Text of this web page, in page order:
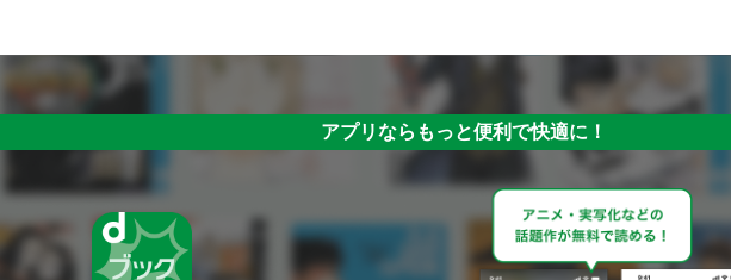
アプリならもっと便利で快適に！